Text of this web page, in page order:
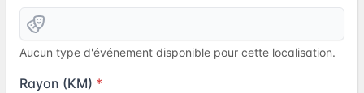
Aucun type d'événement disponible pour cette localisation.
Rayon (KM)